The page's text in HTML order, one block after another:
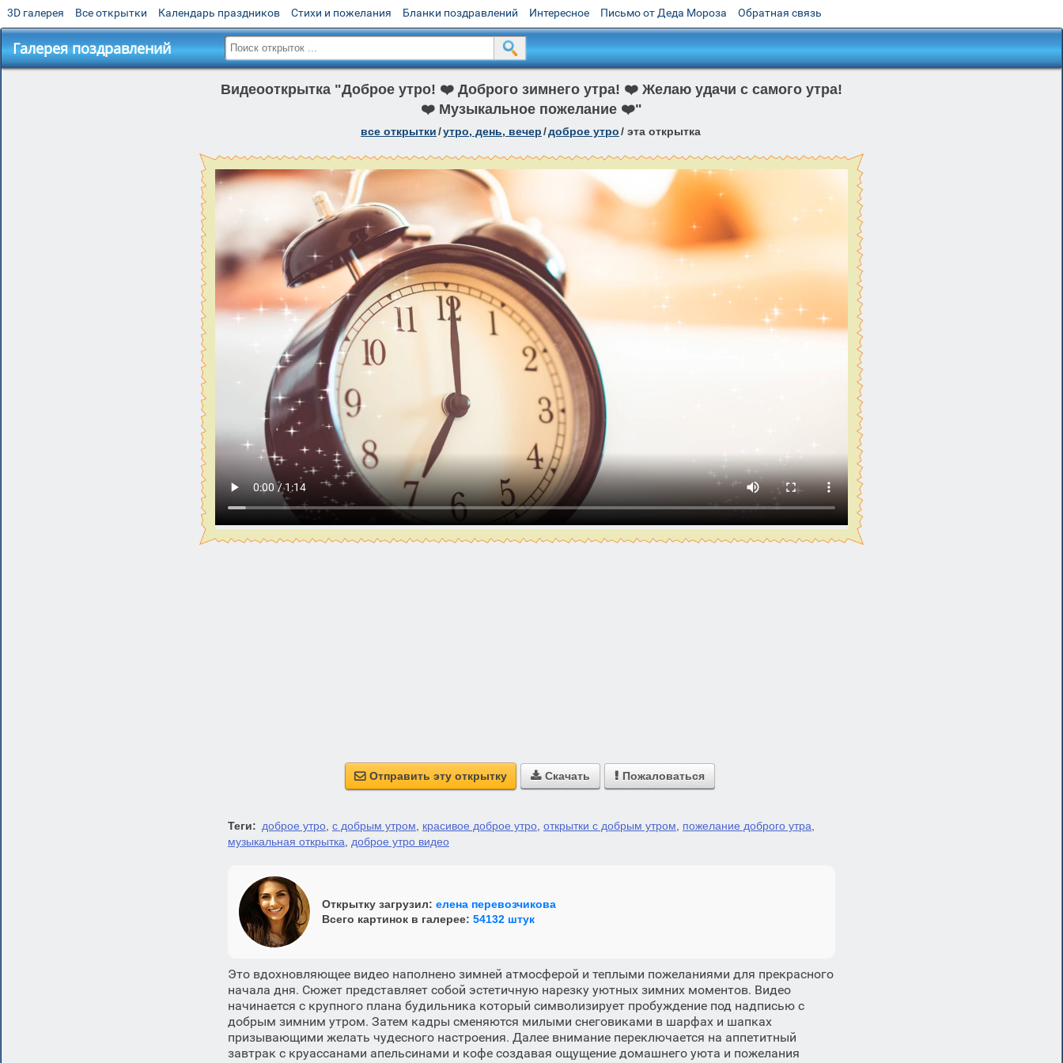
3D галерея Все открытки Календарь праздников Стихи и пожелания Бланки поздравлений Интересное Письмо от Деда Мороза Обратная связь
Галерея поздравлений
Видеооткрытка "Доброе утро! ❤️ Доброго зимнего утра! ❤️ Желаю удачи с самого утра!
❤️ Музыкальное пожелание ❤️"
все открытки/утро, день, вечер/доброе утро/ эта открытка
 Отправить эту открытку  Скачать  Пожаловаться
Теги: доброе утро с добрым утром красивое доброе утро открытки с добрым утром пожелание доброго утра
музыкальная открытка
доброе утро видео
Открытку загрузил: елена перевозчикова
Всего картинок в галерее: 54132 штук
Это вдохновляющее видео наполнено зимней атмосферой и теплыми пожеланиями для прекрасного
начала дня. Сюжет представляет собой эстетичную нарезку уютных зимних моментов. Видео
начинается с крупного плана будильника который символизирует пробуждение под надписью с
добрым зимним утром. Затем кадры сменяются милыми снеговиками в шарфах и шапках
призывающими желать чудесного настроения. Далее внимание переключается на аппетитный
завтрак с круассанами апельсинами и кофе создавая ощущение домашнего уюта и пожелания